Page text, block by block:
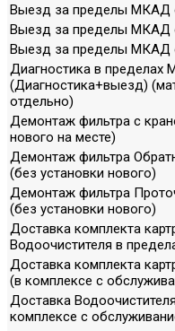
Выезд за пределы МКАД
Выезд за пределы МКАД
Выезд за пределы МКАД
Диагностика в пределах
(Диагностика+выезд)
отдельно)
Демонтаж фильтра с
нового на месте)
Демонтаж фильтра
(без установки нового)
Демонтаж фильтра
(без установки нового)
Доставка комплекта
Водоочистителя в
Доставка комплекта
(в комплексе с
Доставка
комплексе с